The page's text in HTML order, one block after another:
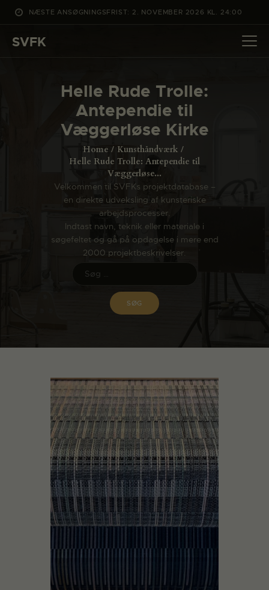
NÆSTE ANSØGNINGSFRIST: 2. NOVEMBER 2026 KL. 24:00
SVFK
Helle Rude Trolle:
Antependie til
Væggerløse Kirke
Home
Kunsthåndværk
Helle Rude Trolle: Antependie til
Væggerløse...
Velkommen til SVFKs projektdatabase –
en direkte udveksling af kunsteriske
arbejdsprocesser.
Indtast navn, teknik eller materiale i
søgefeltet og gå på opdagelse i mere end
2000 projektbeskrivelser.
DET SKER
PROJEKTER
CHANNEL
ANSØG
OM SVFK